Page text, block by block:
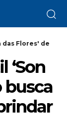
Flores' de
‘Son
busca